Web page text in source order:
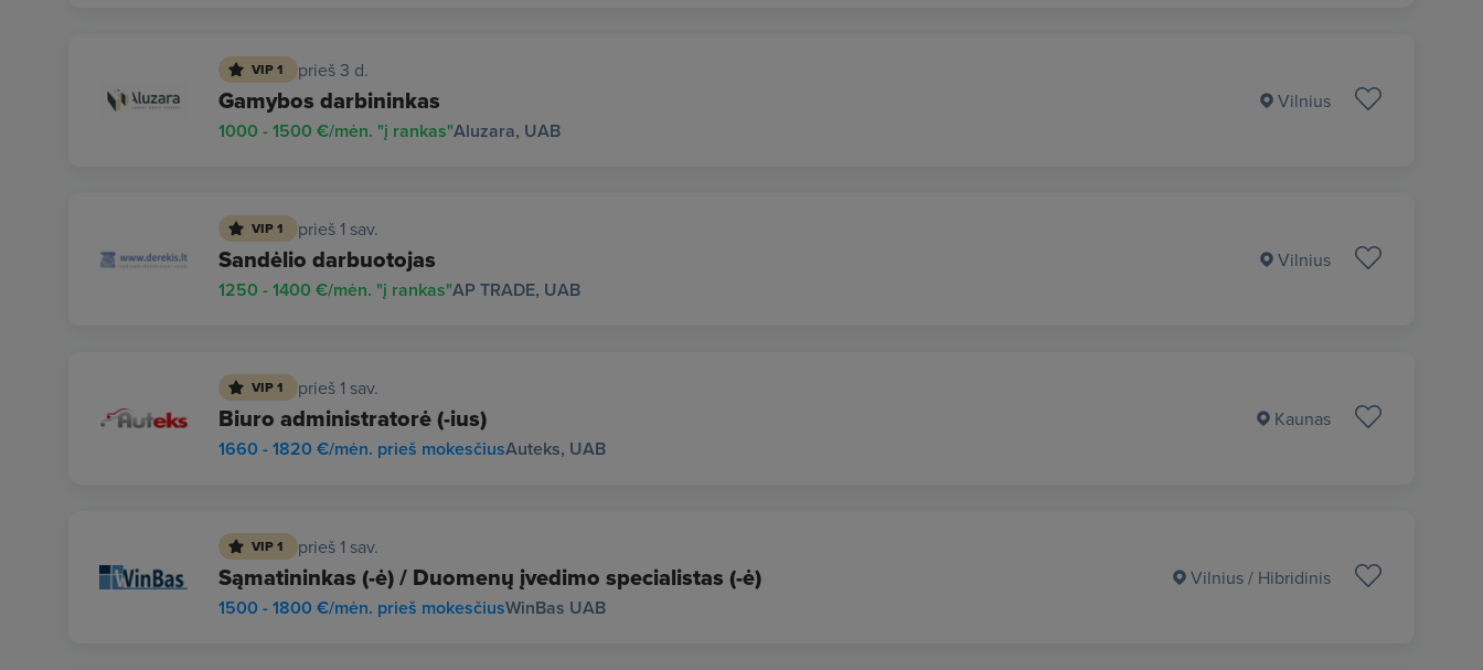
VIP 1 prieš 3 d.
Gamybos darbininkas
Aluzara, UAB
1000 - 1500 €/mėn. "į rankas"
Vilnius
VIP 1 prieš 1 sav.
Sandėlio darbuotojas
AP TRADE, UAB
1250 - 1400 €/mėn. "į rankas"
Vilnius
VIP 1 prieš 1 sav.
Biuro administratorė (-ius)
Auteks, UAB
1660 - 1820 €/mėn. prieš mokesčius
Kaunas
VIP 1 prieš 1 sav.
Sąmatininkas (-ė) / Duomenų įvedimo specialistas (-ė)
WinBas UAB
1500 - 1800 €/mėn. prieš mokesčius
Vilnius/ Hibridinis